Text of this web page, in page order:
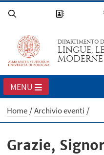
DIPARTIMENTO
LINGUE,
MENU
Home Archivio eventi
Grazie,